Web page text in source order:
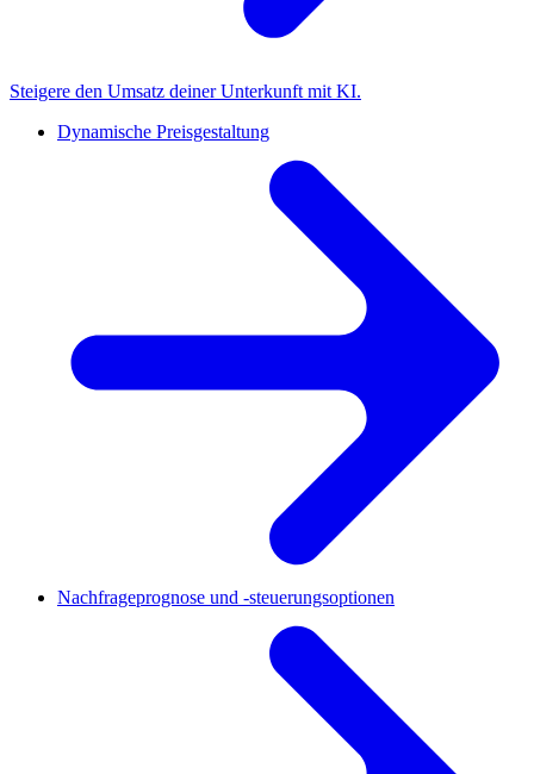
Steigere den Umsatz deiner Unterkunft mit KI.
Dynamische Preisgestaltung
Nachfrageprognose und -steuerungsoptionen